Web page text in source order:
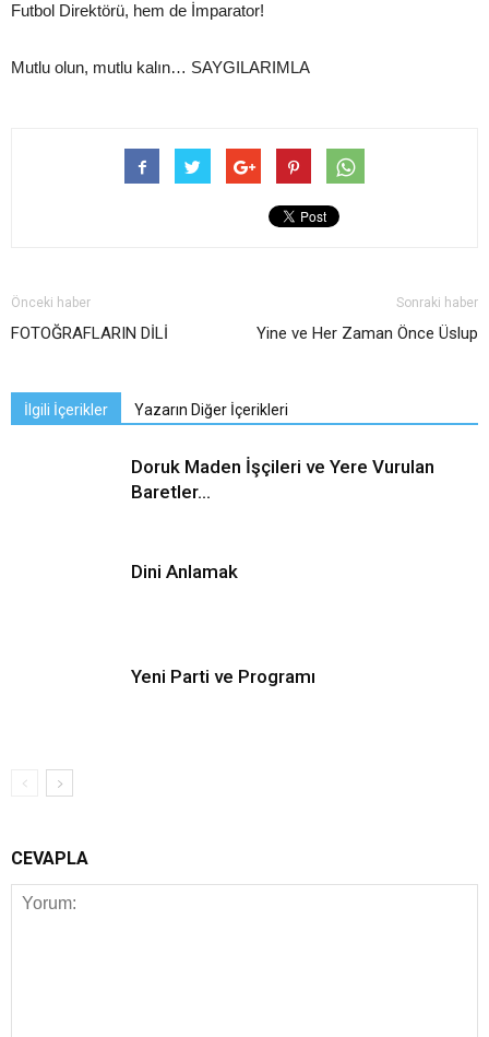
Futbol Direktörü, hem de İmparator!
Mutlu olun, mutlu kalın… SAYGILARIMLA
Önceki haber
FOTOĞRAFLARIN DİLİ
Sonraki haber
Yine ve Her Zaman Önce Üslup
İlgili İçerikler Yazarın Diğer İçerikleri
Doruk Maden İşçileri ve Yere Vurulan
Baretler…
Dini Anlamak
Yeni Parti ve Programı
CEVAPLA